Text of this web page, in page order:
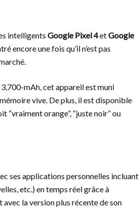
intelligents Google Pixel 4etGoogle
encore une fois qu’il n’est pas
mAh, cet appareil est muni
vive. De plus, il est disponible
“vraiment orange”, “juste noir” ou
ses applications personnelles incluant
etc.) en temps réel grâce à
la version plus récente de son